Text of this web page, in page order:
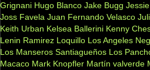
Grignani Hugo Blanco Jake Bugg
Joss Favela Juan Fernando Velasco
Keith Urban Kelsea Ballerini Kenny
Lenin Ramirez Loquillo Los Angeles
Los Manseros Santiagueños Los
Macaco Mark Knopfler Martín valverde